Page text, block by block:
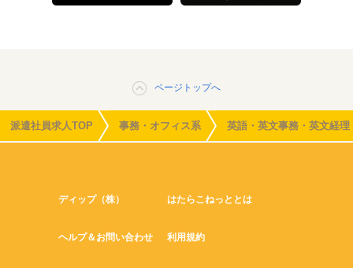
ページトップへ
派遣社員求人TOP 事務・オフィス系 英語・英文事務・英文経理
ディップ（株） はたらこねっととは
ヘルプ＆お問い合わせ 利用規約